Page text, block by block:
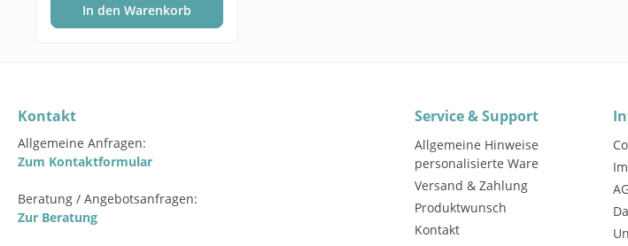
In den Warenkorb
Kontakt
Allgemeine Anfragen:
Zum Kontaktformular
Beratung / Angebotsanfragen:
Zur Beratung
Service & Support
Allgemeine Hinweise
personalisierte Ware
Versand & Zahlung
Produktwunsch
Kontakt